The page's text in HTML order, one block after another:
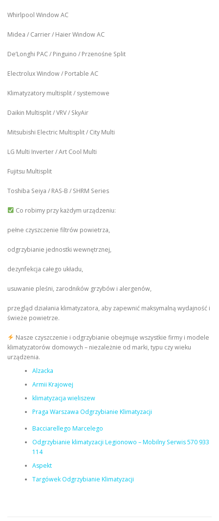
Whirlpool Window AC
Midea / Carrier / Haier Window AC
De’Longhi PAC / Pinguino / Przenośne Split
Electrolux Window / Portable AC
Klimatyzatory multisplit / systemowe
Daikin Multisplit / VRV / SkyAir
Mitsubishi Electric Multisplit / City Multi
LG Multi Inverter / Art Cool Multi
Fujitsu Multisplit
Toshiba Seiya / RAS-B / SHRM Series
Co robimy przy każdym urządzeniu:
pełne czyszczenie filtrów powietrza,
odgrzybianie jednostki wewnętrznej,
dezynfekcja całego układu,
usuwanie pleśni, zarodników grzybów i alergenów,
przegląd działania klimatyzatora, aby zapewnić maksymalną wydajność i
świeże powietrze.
Nasze czyszczenie i odgrzybianie obejmuje wszystkie firmy i modele
klimatyzatorów domowych – niezależnie od marki, typu czy wieku
urządzenia.
Alzacka
Armii Krajowej
klimatyzacja wieliszew
Praga Warszawa Odgrzybianie Klimatyzacji
Bacciarellego Marcelego
Odgrzybianie klimatyzacji Legionowo – Mobilny Serwis 570 933
114
Aspekt
Targówek Odgrzybianie Klimatyzacji